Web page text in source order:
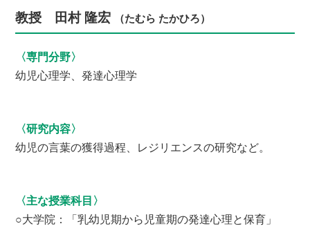
教授 田村 隆宏 （たむら たかひろ）
〈専門分野〉
幼児心理学、発達心理学
〈研究内容〉
幼児の言葉の獲得過程、レジリエンスの研究など。
〈主な授業科目〉
○大学院：「乳幼児期から児童期の発達心理と保育」